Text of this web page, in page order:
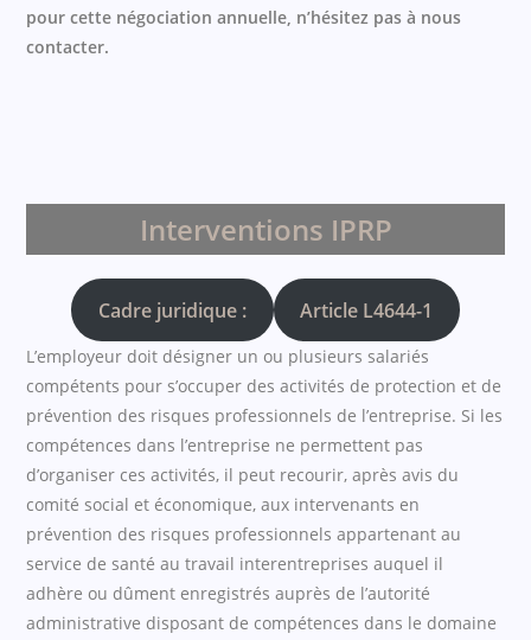
pour cette négociation annuelle, n’hésitez pas à nous
contacter.
Interventions IPRP
Cadre juridique : Article L4644-1
L’employeur doit désigner un ou plusieurs salariés
compétents pour s’occuper des activités de protection et de
prévention des risques professionnels de l’entreprise. Si les
compétences dans l’entreprise ne permettent pas
d’organiser ces activités, il peut recourir, après avis du
comité social et économique, aux intervenants en
prévention des risques professionnels appartenant au
service de santé au travail interentreprises auquel il
adhère ou dûment enregistrés auprès de l’autorité
administrative disposant de compétences dans le domaine